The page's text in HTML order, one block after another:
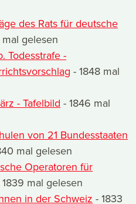
des Rats für deutsche
gelesen
Todesstrafe -
- 1848 mal
- Tafelbild - 1846 mal
von 21 Bundesstaaten
mal gelesen
Operatoren für
1839 mal gelesen
in der Schweiz - 1833